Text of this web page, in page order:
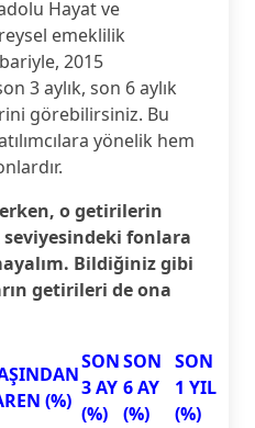
Hayat ve
emeklilik
2015
3 aylık, son 6 aylık
görebilirsiniz. Bu
yönelik hem
o getirilerin
fonlara
Bildiğiniz gibi
getirileri de ona
(%)
SON
3 AY
(%)
SON
6 AY
(%)
SON
1 YIL
(%)